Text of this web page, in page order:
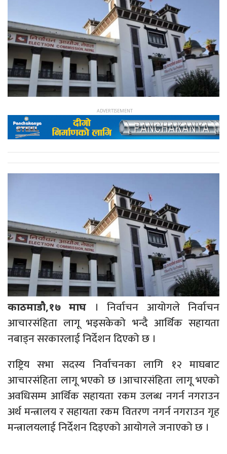
काठमाडौ,१७ माघ
। निर्वाचन आयोगले निर्वाचन
आचारसंहिता लागू भइसकेको भन्दै आर्थिक सहायता
नबाड्न सरकारलाई निर्देशन दिएको छ ।
राष्ट्रिय सभा सदस्य निर्वाचनका लागि १२ माघबाट
आचारसंहिता लागू भएको छ ।आचारसंहिता लागू भएको
अवधिसम्म आर्थिक सहायता रकम उलब्ध नगर्न नगराउन
अर्थ मन्त्रालय र सहायता रकम वितरण नगर्न नगराउन गृह
मन्त्रालयलाई निर्देशन दिइएको आयोगले जनाएको छ ।